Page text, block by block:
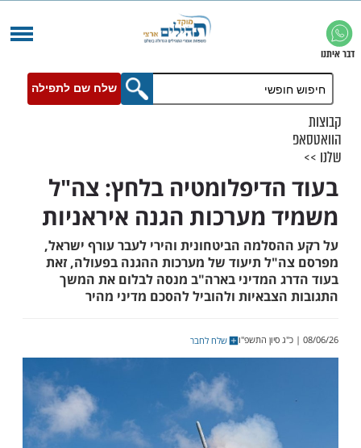
שלח שם לתפילה
בלחץ: צה"ל
מערכות הגנה איראניות
הביטחונית והירי לעבר עורף ישראל,
המדיני בארה"ב מנסה לבלום את המשך
ולהוביל להסכם מדיני מהיר
שלח לחבר